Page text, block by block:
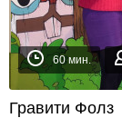
60 мин.
Гравити Фолз